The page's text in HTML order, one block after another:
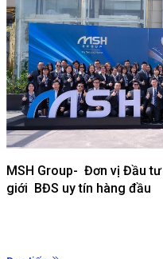
MSH Group- Đơn vị Đầu
giới BĐS uy tín hàng đầu